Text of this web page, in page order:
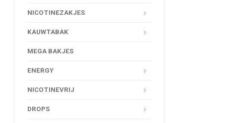
NICOTINEZAKJES
KAUWTABAK
MEGA BAKJES
ENERGY
NICOTINEVRIJ
DROPS